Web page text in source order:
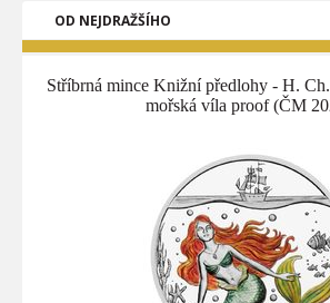
OD NEJDRAŽŠÍHO
Stříbrná mince Knižní předlohy - H.
mořská víla proof (ČM